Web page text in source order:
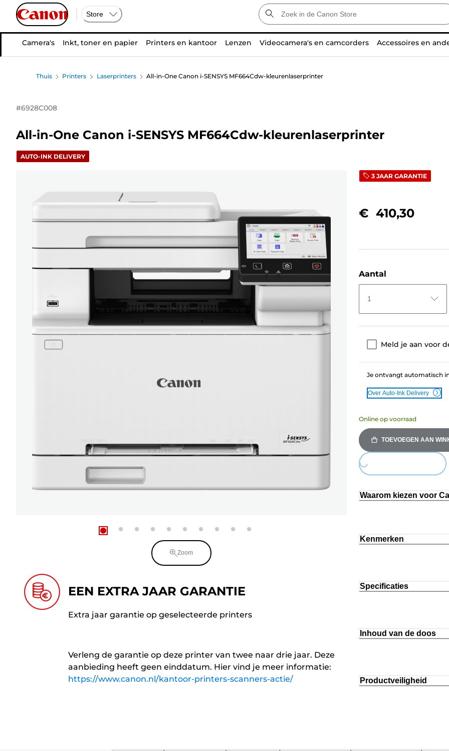
Store
Camera's Inkt, toner en papier Printers en kantoor Lenzen Videocamera's en camcorders Accessoires en
Thuis Printers Laserprinters All-in-One Canon i-SENSYS MF664Cdw-kleurenlaserprinter
#6928C008
All-in-One Canon i-SENSYS MF664Cdw-kleurenlaserprinter
AUTO-INK DELIVERY
Zoom
EEN EXTRA JAAR GARANTIE
Extra jaar garantie op geselecteerde printers
Verleng de garantie op deze printer van twee naar drie jaar. Deze
aanbieding heeft geen einddatum. Hier vind je meer informatie:
https://www.canon.nl/kantoor-printers-scanners-actie/
3 JAAR GARANTIE
€ 410,30
Aantal
1
Meld je aan voor
Je ontvangt automatisch
Over Auto-Ink Delivery
Online op voorraad
TOEVOEGEN AAN
Loading...
Waarom kiezen voor
Kenmerken
Specificaties
Inhoud van de doos
Productveiligheid